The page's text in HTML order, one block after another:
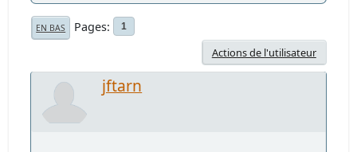
EN BAS Pages 1
Actions de l'utilisateur
jftarn